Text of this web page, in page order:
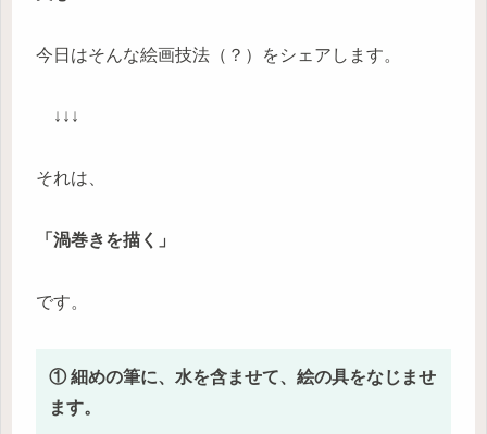
今日はそんな絵画技法（？）をシェアします。
↓↓↓
それは、
「渦巻きを描く」
です。
① 細めの筆に、水を含ませて、絵の具をなじませ
ます。